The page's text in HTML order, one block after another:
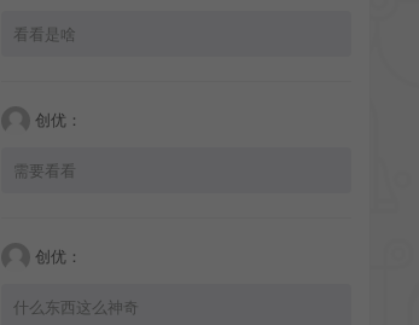
看看是啥
创优：
需要看看
创优：
什么东西这么神奇